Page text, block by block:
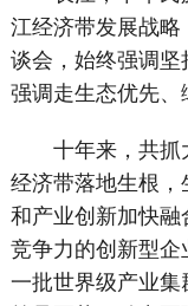
江经济带发展战
谈会，始终强调
强调走生态优先、
十年来，共抓
经济带落地生根
和产业创新加快
竞争力的创新型
一批世界级产业集